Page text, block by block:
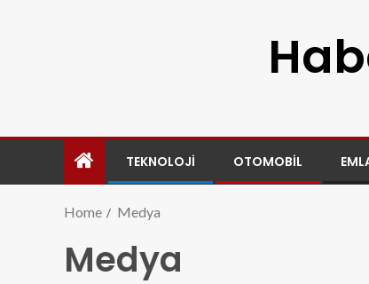
TEKNOLOJI OTOMOBIL
Home Medya
Medya